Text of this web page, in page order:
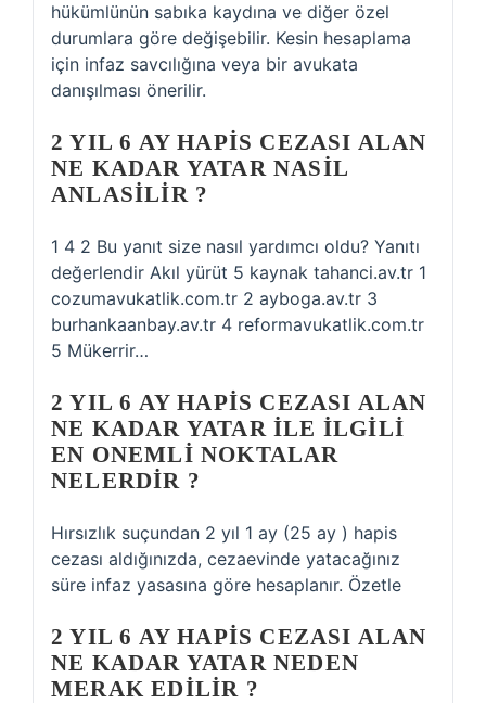
hükümlünün sabıka kaydına ve diğer özel
durumlara göre değişebilir. Kesin hesaplama
için infaz savcılığına veya bir avukata
danışılması önerilir.
2 YIL 6 AY HAPIS CEZASI ALAN
NE KADAR YATAR NASIL
ANLASILIR ?
1 4 2 Bu yanıt size nasıl yardımcı oldu? Yanıtı
değerlendir Akıl yürüt 5 kaynak tahanci.av.tr 1
cozumavukatlik.com.tr 2 ayboga.av.tr 3
burhankaanbay.av.tr 4 reformavukatlik.com.tr
5 Mükerrir…
2 YIL 6 AY HAPIS CEZASI ALAN
NE KADAR YATAR ILE ILGILI
EN ONEMLI NOKTALAR
NELERDIR ?
Hırsızlık suçundan 2 yıl 1 ay (25 ay ) hapis
cezası aldığınızda, cezaevinde yatacağınız
süre infaz yasasına göre hesaplanır. Özetle
2 YIL 6 AY HAPIS CEZASI ALAN
NE KADAR YATAR NEDEN
MERAK EDILIR ?